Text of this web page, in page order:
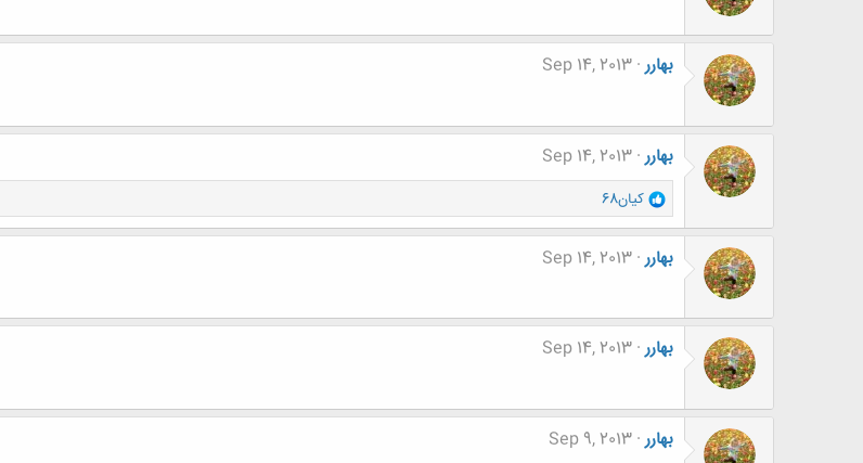
بهارر Sep 14, 2013
بهارر Sep 14, 2013
و
ا
ک
ش
ا
:
كيان68
بهارر Sep 14, 2013
بهارر Sep 14, 2013
بهارر Sep 9, 2013